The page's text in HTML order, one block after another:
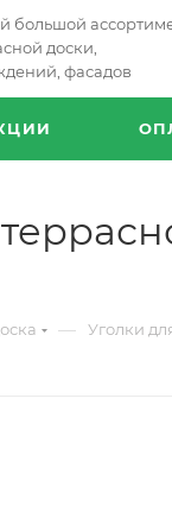
большой
доски,
фасадов
— Уголки